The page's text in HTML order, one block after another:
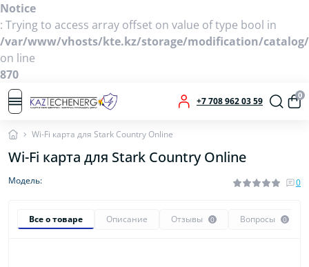
Notice
: Trying to access array offset on value of type bool in
/var/www/vhosts/kte.kz/storage/modification/
on line
870
+7 708 962 03 59
0
Wi-Fi карта для Stark Country Online
Wi-Fi карта для Stark Country Online
Модель: 0
Все о товаре Описание Отзывы 0 Вопросы 0